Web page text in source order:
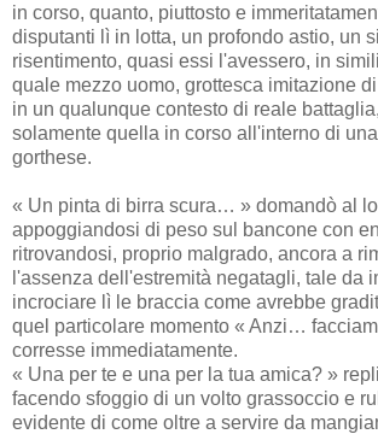
in corso, quanto, piuttosto e
disputanti lì in lotta, un profondo astio, un
risentimento, quasi essi l'avessero, in
quale mezzo uomo, grottesca imitazione
in un qualunque contesto di reale
solamente quella in corso all'interno di
gorthese.
« Un pinta di birra scura… » domandò al
appoggiandosi di peso sul bancone con
ritrovandosi, proprio malgrado, ancora a
l'assenza dell'estremità negatagli, tale da
incrociare lì le braccia come avrebbe
quel particolare momento « Anzi…
corresse immediatamente.
« Una per te e una per la tua amica? »
facendo sfoggio di un volto grassoccio e
evidente di come oltre a servire da